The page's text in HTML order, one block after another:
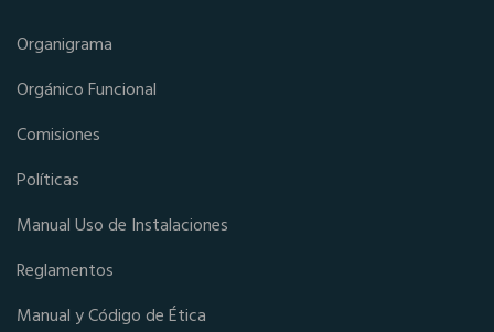
Organigrama
Orgánico Funcional
Comisiones
Políticas
Manual Uso de Instalaciones
Reglamentos
Manual y Código de Ética